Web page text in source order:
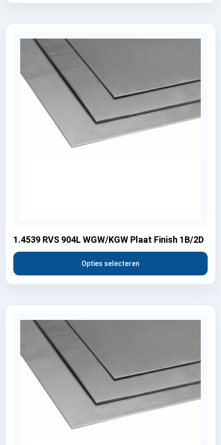
1.4539 RVS 904L WGW/KGW Plaat Finish 1B/2D
Opties selecteren